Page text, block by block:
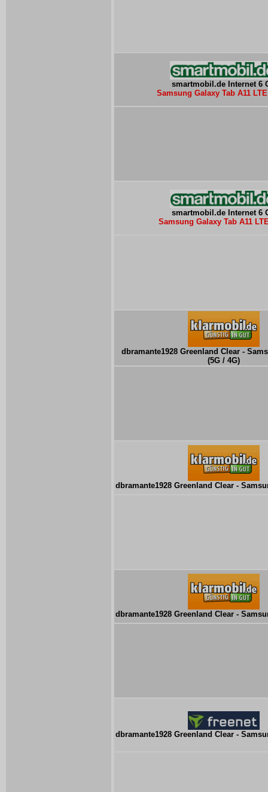
smartmobil.de Internet 6
Samsung Galaxy Tab A11
smartmobil.de Internet 6
Samsung Galaxy Tab A11
dbramante1928 Greenland Clear -
(5G / 4G)
dbramante1928 Greenland Clear -
dbramante1928 Greenland Clear -
dbramante1928 Greenland Clear -